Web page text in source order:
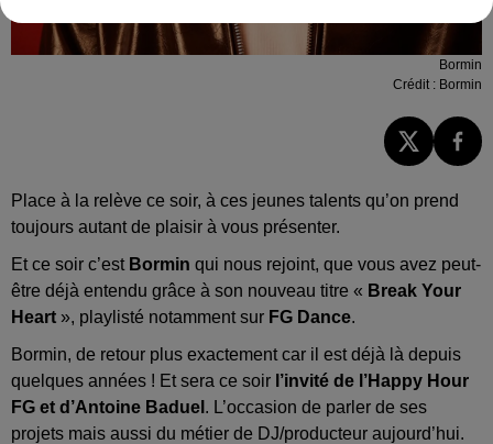
Bormin
Crédit : Bormin
Place à la relève ce soir, à ces jeunes talents qu’on prend
toujours autant de plaisir à vous présenter.
Et ce soir c’est Bormin qui nous rejoint, que vous avez peut-
être déjà entendu grâce à son nouveau titre « Break Your
Heart », playlisté notamment sur FG Dance.
Bormin, de retour plus exactement car il est déjà là depuis
quelques années ! Et sera ce soir l’invité de l’Happy Hour
FG et d’Antoine Baduel . L’occasion de parler de ses
projets mais aussi du métier de DJ/producteur aujourd’hui.